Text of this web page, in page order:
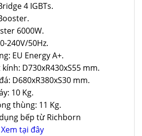
4 IGBTs.
6000W.
240V/50Hz.
EU Energy A+.
D730xR430xS55 mm.
D680xR380xS30 mm.
10 Kg.
thùng: 11 Kg.
bếp từ Richborn
Xem tại đây